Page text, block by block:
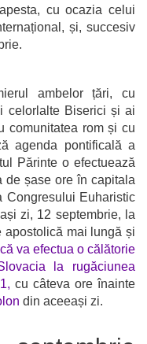
cu ocazia celui
și, succesiv
ambelor țări, cu
celorlalte Biserici și ai
comunitatea rom și cu
agenda pontificală a
Părinte o efectuează
de șase ore în capitala
Congresului Euharistic
zi, 12 septembrie, la
apostolică mai lungă și
va efectua o călătorie
la rugăciunea
cu câteva ore înainte
din aceeași zi.